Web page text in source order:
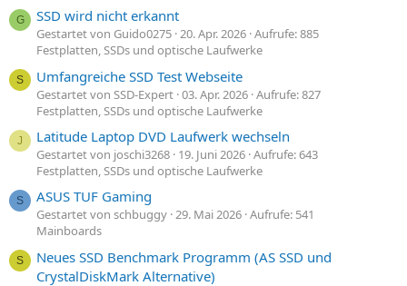
G SSD wird nicht erkannt
Gestartet von Guido0275 20. Apr. 2026 Aufrufe: 885
Festplatten, SSDs und optische Laufwerke
S Umfangreiche SSD Test Webseite
Gestartet von SSD-Expert 03. Apr. 2026 Aufrufe: 827
Festplatten, SSDs und optische Laufwerke
J Latitude Laptop DVD Laufwerk wechseln
Gestartet von joschi3268 19. Juni 2026 Aufrufe: 643
Festplatten, SSDs und optische Laufwerke
S ASUS TUF Gaming
Gestartet von schbuggy 29. Mai 2026 Aufrufe: 541
Mainboards
S
Neues SSD Benchmark Programm (AS SSD und
CrystalDiskMark Alternative)